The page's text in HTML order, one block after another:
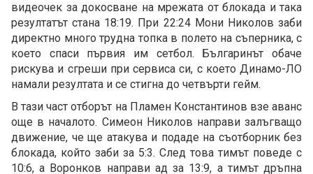
видеочек за докосване на мрежата от блокада и така
резултатът стана 18:19. При 22:24 Мони Николов заби
директно много трудна топка в полето на съперника, с
което спаси първия им сетбол. Българинът обаче
рискува и сгреши при сервиса си, с което Динамо-ЛО
намали резултата и се стигна до четвърти гейм.
В тази част отборът на Пламен Константинов взе аванс
още в началото. Симеон Николов направи залъгващо
движение, че ще атакува и подаде на съотборник без
блокада, който заби за 5:3. След това тимът поведе с
10:6, а Воронков направи ад за 13:9, а тимът дръпна